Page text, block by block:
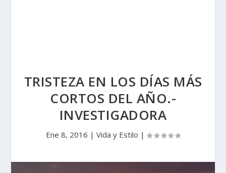
TRISTEZA EN LOS DÍAS MÁS
CORTOS DEL AÑO.-
INVESTIGADORA
Ene 8, 2016 | Vida y Estilo |